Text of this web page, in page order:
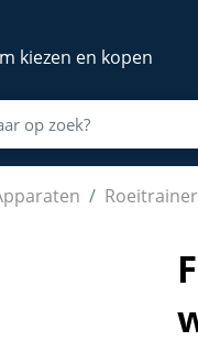
kiezen en kopen
XL - Roeimachine